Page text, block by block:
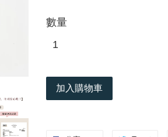
數量
加入購物車